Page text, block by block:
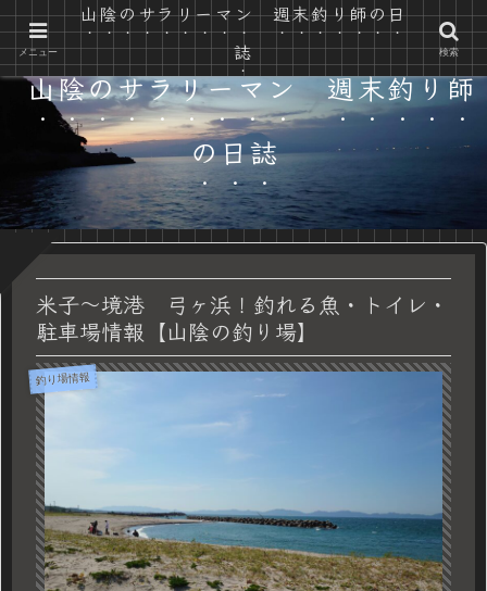
山陰の自然で遊ぶ カヤック と 釣り と 時々 自転車
山陰のサラリーマン 週末釣り師
の日誌
米子〜境港 弓ヶ浜！釣れる魚・トイレ・
駐車場情報【山陰の釣り場】
釣り場情報
メニュー
山陰のサラリーマン 週末釣り師の日
誌
検索